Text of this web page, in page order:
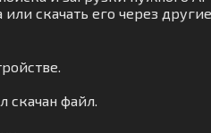
скачать его через
скачан файл.